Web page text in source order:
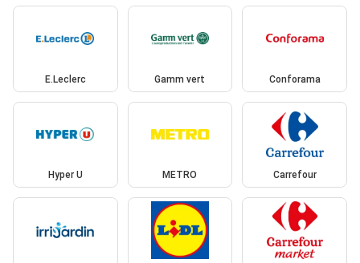
E.Leclerc Gamm vert Conforama
Hyper U METRO Carrefour